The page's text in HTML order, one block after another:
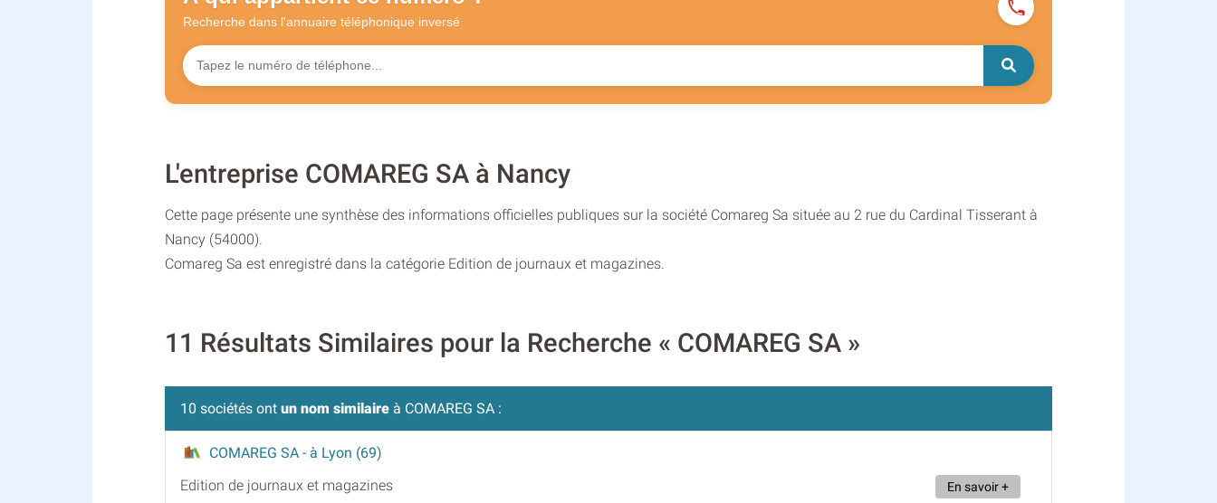
Recherche dans l'annuaire téléphonique inversé
L'entreprise COMAREG SA à Nancy
Cette page présente une synthèse des informations officielles publiques sur la société Comareg Sa située au 2 rue du Cardinal Tisserant à
Nancy (54000).
Comareg Sa est enregistré dans la catégorie Edition de journaux et magazines.
11 Résultats Similaires pour la Recherche « COMAREG SA »
10 sociétés ont un nom similaire à COMAREG SA :
COMAREG SA - à Lyon (69)
Edition de journaux et magazines
En savoir +